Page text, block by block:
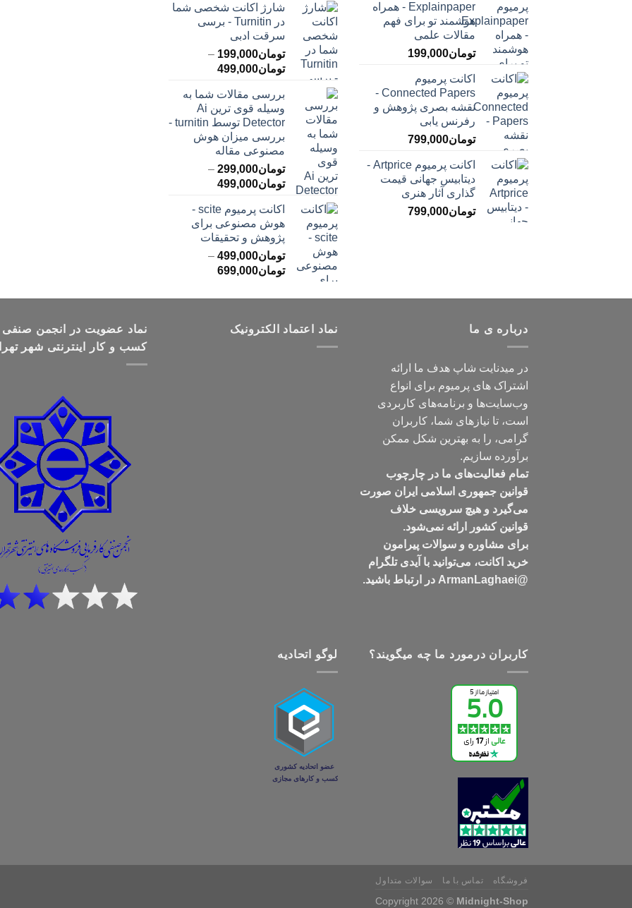
Explainpaper - همراه
هوشمند تو برای فهم
مقالات علمی
تومان199,000
اکانت پرمیوم
Connected Papers -
نقشه بصری پژوهش و
رفرنس یابی
تومان799,000
اکانت پرمیوم Artprice -
دیتابیس جهانی قیمت
‌گذاری آثار هنری
تومان799,000
تومان145,000
تا
شارژ اکانت شخصی شما
در Turnitin - برسی
سرقت ادبی
تومان199,000
–
تومان499,000محدوده
تومان199,000
تا
تومان499,000
بررسی مقالات شما به
وسیله قوی ترین Ai
Detector توسط turnitin -
بررسی میزان هوش
مصنوعی مقاله
تومان299,000
–
تومان499,000محدوده
تا
تومان499,000
اکانت پرمیوم scite -
هوش مصنوعی برای
پژوهش و تحقیقات
تومان499,000
–
تومان699,000محدوده
تومان499,000
درباره ی ما
در میدنایت شاپ هدف ما ارائه
اشتراک های پرمیوم برای انواع
وب‌سایت‌ها و برنامه‌های کاربردی
است، تا نیازهای شما، کاربران
گرامی، را به بهترین شکل ممکن
برآورده سازیم.
تمام فعالیت‌های ما در چارچوب
قوانین جمهوری اسلامی ایران صورت
می‌گیرد و هیچ سرویسی خلاف
قوانین کشور ارائه نمی‌شود.
برای مشاوره و سوالات پیرامون
خرید اکانت، می‌توانید با آیدی تلگرام
@ArmanLaghaei در ارتباط باشید.
نماد اعتماد الکترونیک
نماد عضویت در انجمن صنفی
کسب و کار اینترنتی شهر
کاربران درمورد ما چه میگویند؟ لوگو اتحادیه
فروشگاه تماس با ما سوالات متداول
Copyright 2026 © Midnight-Shop